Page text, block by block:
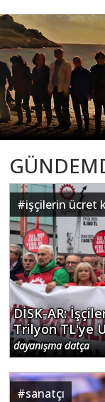
#işçilerin ücret
DİSK-AR:
Trilyon TL'ye
dayanışma datça
#sanatçı